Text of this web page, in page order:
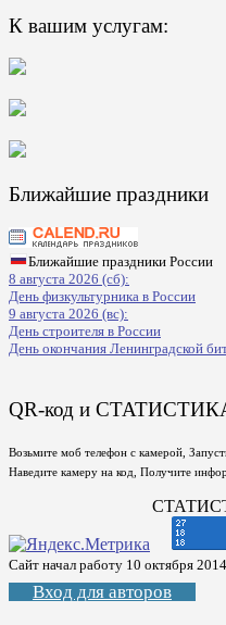
К вашим услугам:
Ближайшие праздники
Ближайшие праздники России
8 августа 2026 (сб):
День физкультурника в России
9 августа 2026 (вс):
День строителя в России
День окончания Ленинградской
QR-код и СТАТИСТИКА
Возьмите моб телефон с камерой,
Наведите камеру на код, Получите
Сайт начал работу 10 октября 2014
Вход для авторов